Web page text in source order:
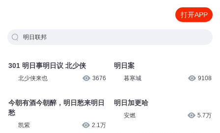
打开APP
明日联邦
301 明日事明日议 北少侠
北少侠来也 3676
今朝有酒今朝醉，明日愁来明日
愁
凯紫 2.1万
明日案
暮寒城 9108
明日加更哈
安燃 5.7万